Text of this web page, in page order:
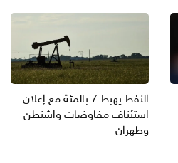
النفط يهبط 7 بالمئة مع إعلان
استئناف مفاوضات واشنطن
وطهران